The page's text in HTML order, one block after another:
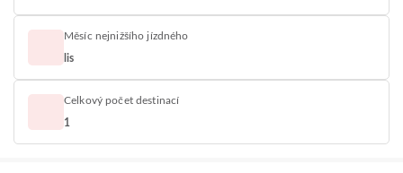
Měsíc nejnižšího jízdného
lis
Celkový počet destinací
1